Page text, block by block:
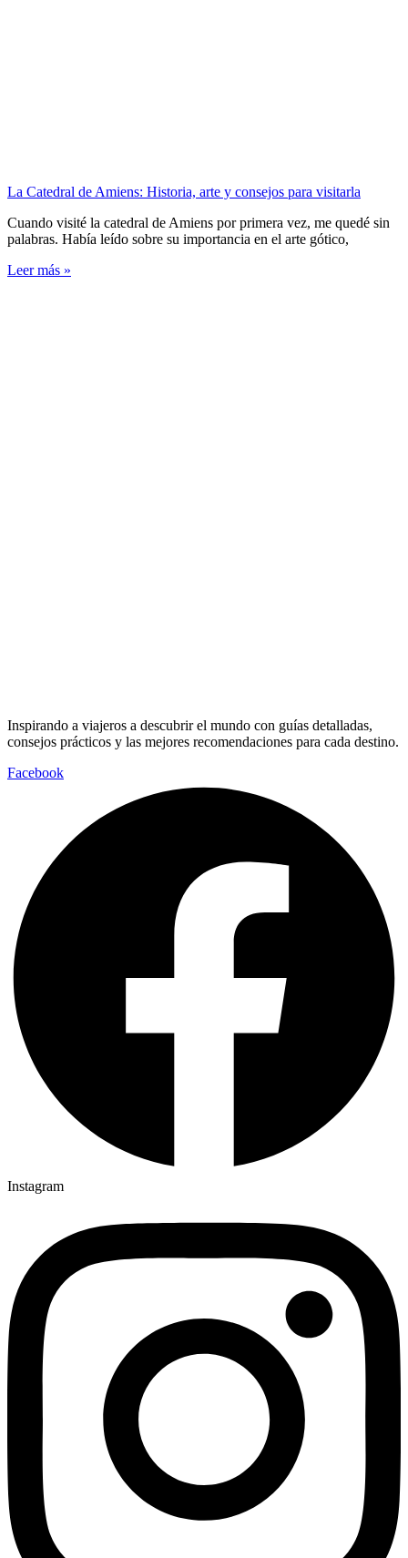
La Catedral de Amiens: Historia, arte y consejos para visitarla
Cuando visité la catedral de Amiens por primera vez, me quedé sin
palabras. Había leído sobre su importancia en el arte gótico,
Leer más »
Inspirando a viajeros a descubrir el mundo con guías detalladas,
consejos prácticos y las mejores recomendaciones para cada destino.
Facebook
Instagram